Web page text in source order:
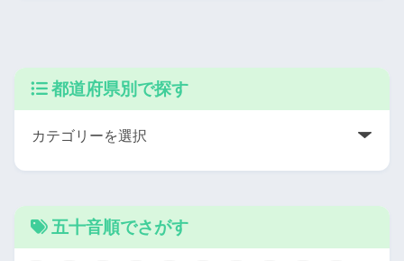
都道府県別で探す
五十音順でさがす